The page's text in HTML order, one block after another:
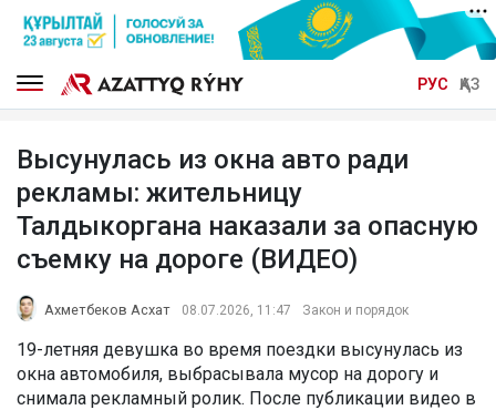
РУС ҚАЗ
Высунулась из окна авто ради
рекламы: жительницу
Талдыкоргана наказали за опасную
съемку на дороге (ВИДЕО)
Ахметбеков Асхат 08.07.2026, 11:47 Закон и порядок
19-летняя девушка во время поездки высунулась из
окна автомобиля, выбрасывала мусор на дорогу и
снимала рекламный ролик. После публикации видео в